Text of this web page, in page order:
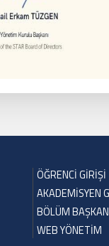
ÖĞRENCİ GİRİŞİ
AKADEMİSYEN
BÖLÜM
WEB YÖNETİM